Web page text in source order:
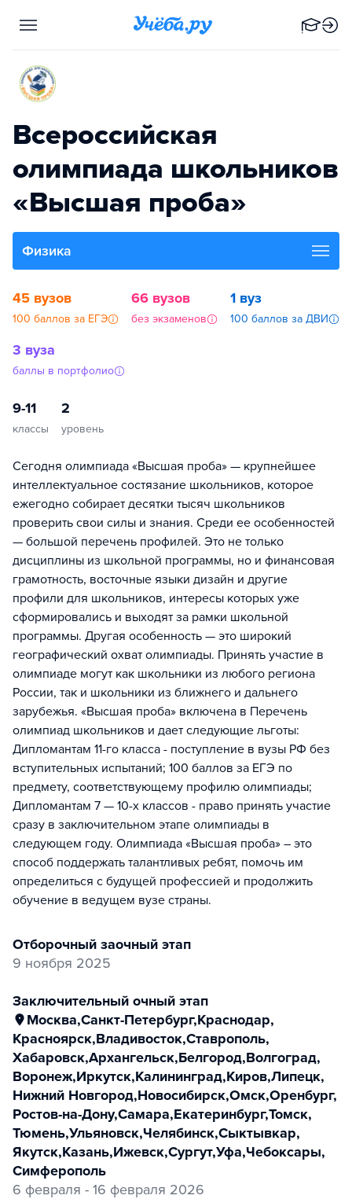
Всероссийская
олимпиада школьников
«Высшая проба»
Физика
45 вузов
100 баллов за ЕГЭ
66 вузов
без экзаменов
1 вуз
100 баллов за ДВИ
3 вуза
баллы в портфолио
9-11
классы
2
уровень
Сегодня олимпиада «Высшая проба» — крупнейшее
интеллектуальное состязание школьников, которое
ежегодно собирает десятки тысяч школьников
проверить свои силы и знания. Среди ее особенностей
— большой перечень профилей. Это не только
дисциплины из школьной программы, но и финансовая
грамотность, восточные языки дизайн и другие
профили для школьников, интересы которых уже
сформировались и выходят за рамки школьной
программы. Другая особенность — это широкий
географический охват олимпиады. Принять участие в
олимпиаде могут как школьники из любого региона
России, так и школьники из ближнего и дальнего
зарубежья. «Высшая проба» включена в Перечень
олимпиад школьников и дает следующие льготы:
Дипломантам 11-го класса - поступление в вузы РФ без
вступительных испытаний; 100 баллов за ЕГЭ по
предмету, соответствующему профилю олимпиады;
Дипломантам 7 — 10-х классов - право принять участие
сразу в заключительном этапе олимпиады в
следующем году. Олимпиада «Высшая проба» – это
способ поддержать талантливых ребят, помочь им
определиться с будущей профессией и продолжить
обучение в ведущем вузе страны.
отборочный заочный этап
9 ноября 2025
заключительный очный этап
Москва,Санкт-Петербург,Краснодар,
Красноярск,Владивосток,Ставрополь,
Хабаровск,Архангельск,Белгород,Волгоград,
Воронеж,Иркутск,Калининград,Киров,Липецк,
Нижний Новгород,Новосибирск,Омск,Оренбург,
Ростов-на-Дону,Самара,Екатеринбург,Томск,
Тюмень,Ульяновск,Челябинск,Сыктывкар,
Якутск,Казань,Ижевск,Сургут,Уфа,Чебоксары,
Симферополь
6 февраля - 16 февраля 2026